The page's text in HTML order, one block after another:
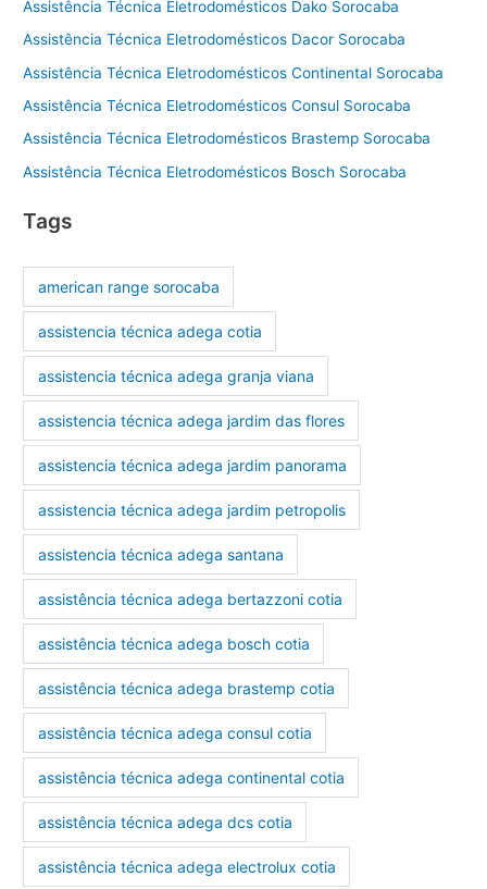
Assistência Técnica Eletrodomésticos Dako Sorocaba
Assistência Técnica Eletrodomésticos Dacor Sorocaba
Assistência Técnica Eletrodomésticos Continental Sorocaba
Assistência Técnica Eletrodomésticos Consul Sorocaba
Assistência Técnica Eletrodomésticos Brastemp Sorocaba
Assistência Técnica Eletrodomésticos Bosch Sorocaba
Tags
american range sorocaba
assistencia técnica adega cotia
assistencia técnica adega granja viana
assistencia técnica adega jardim das flores
assistencia técnica adega jardim panorama
assistencia técnica adega jardim petropolis
assistencia técnica adega santana
assistência técnica adega bertazzoni cotia
assistência técnica adega bosch cotia
assistência técnica adega brastemp cotia
assistência técnica adega consul cotia
assistência técnica adega continental cotia
assistência técnica adega dcs cotia
assistência técnica adega electrolux cotia